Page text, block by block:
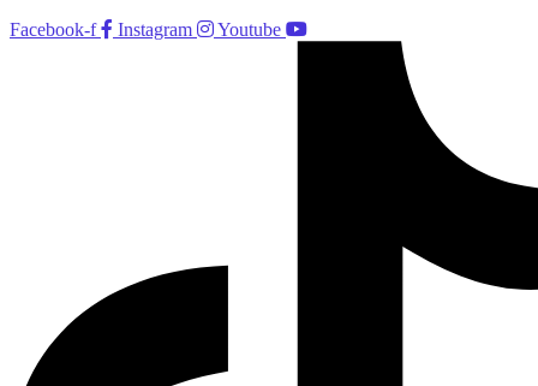
Facebook-f
Instagram Youtube